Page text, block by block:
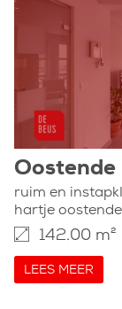
Oostende
ruim en
hartje oostende
142.00 m²
LEES MEER